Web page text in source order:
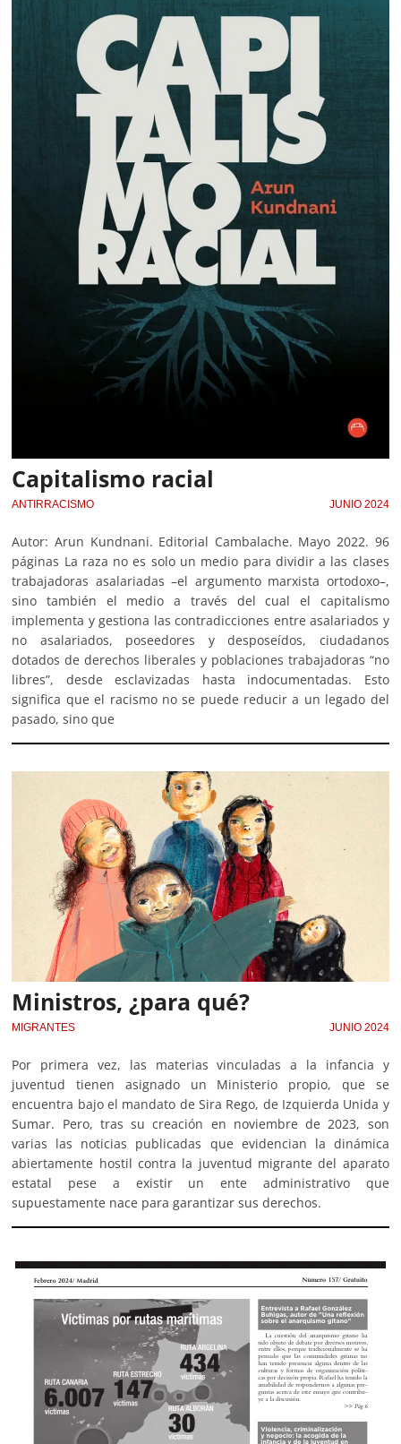
Capitalismo racial
ANTIRRACISMO JUNIO 2024
Autor: Arun Kundnani. Editorial Cambalache. Mayo 2022. 96
páginas La raza no es solo un medio para dividir a las clases
trabajadoras asalariadas –el argumento marxista ortodoxo–,
sino también el medio a través del cual el capitalismo
implementa y gestiona las contradicciones entre asalariados y
no asalariados, poseedores y desposeídos, ciudadanos
dotados de derechos liberales y poblaciones trabajadoras “no
libres”, desde esclavizadas hasta indocumentadas. Esto
significa que el racismo no se puede reducir a un legado del
pasado, sino que
Ministros, ¿para qué?
MIGRANTES JUNIO 2024
Por primera vez, las materias vinculadas a la infancia y
juventud tienen asignado un Ministerio propio, que se
encuentra bajo el mandato de Sira Rego, de Izquierda Unida y
Sumar. Pero, tras su creación en noviembre de 2023, son
varias las noticias publicadas que evidencian la dinámica
abiertamente hostil contra la juventud migrante del aparato
estatal pese a existir un ente administrativo que
supuestamente nace para garantizar sus derechos.